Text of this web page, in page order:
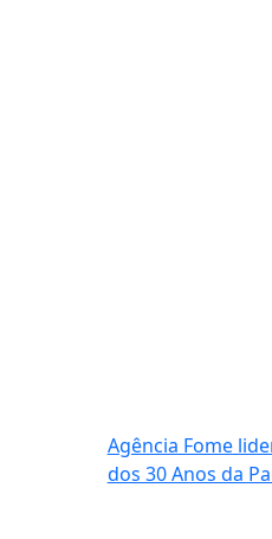
Agência Fome
dos 30 Anos da